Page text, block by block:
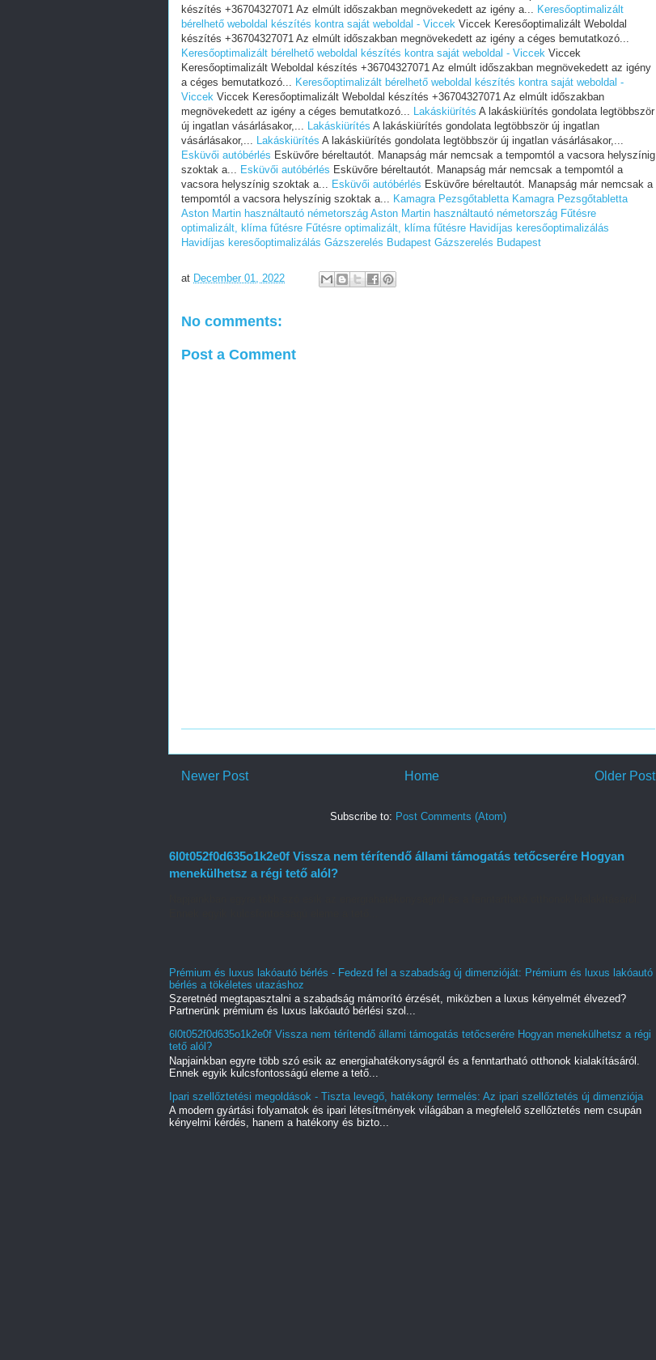
készítés +36704327071 Az elmúlt időszakban megnövekedett az igény a... Keresőoptimalizált
bérelhető weboldal készítés kontra saját weboldal - Viccek Viccek Keresőoptimalizált Weboldal
készítés +36704327071 Az elmúlt időszakban megnövekedett az igény a céges bemutatkozó...
Keresőoptimalizált bérelhető weboldal készítés kontra saját weboldal - Viccek Viccek
Keresőoptimalizált Weboldal készítés +36704327071 Az elmúlt időszakban megnövekedett az igény
a céges bemutatkozó... Keresőoptimalizált bérelhető weboldal készítés kontra saját weboldal -
Viccek Viccek Keresőoptimalizált Weboldal készítés +36704327071 Az elmúlt időszakban
megnövekedett az igény a céges bemutatkozó... Lakáskiürítés A lakáskiürítés gondolata legtöbbször
új ingatlan vásárlásakor,... Lakáskiürítés A lakáskiürítés gondolata legtöbbször új ingatlan
vásárlásakor,... Lakáskiürítés A lakáskiürítés gondolata legtöbbször új ingatlan vásárlásakor,...
Esküvői autóbérlés Esküvőre béreltautót. Manapság már nemcsak a tempomtól a vacsora helyszínig
szoktak a... Esküvői autóbérlés Esküvőre béreltautót. Manapság már nemcsak a tempomtól a
vacsora helyszínig szoktak a... Esküvői autóbérlés Esküvőre béreltautót. Manapság már nemcsak a
tempomtól a vacsora helyszínig szoktak a... Kamagra Pezsgőtabletta Kamagra Pezsgőtabletta
Aston Martin használtautó németország Aston Martin használtautó németország Fűtésre
optimalizált, klíma fűtésre Fűtésre optimalizált, klíma fűtésre Havidíjas keresőoptimalizálás
Havidíjas keresőoptimalizálás Gázszerelés Budapest Gázszerelés Budapest
at December 01, 2022
No comments:
Post a Comment
Newer Post Older Post
Home
Subscribe to: Post Comments (Atom)
6l0t052f0d635o1k2e0f Vissza nem térítendő állami támogatás tetőcserére Hogyan
menekülhetsz a régi tető alól?
Prémium és luxus lakóautó bérlés - Fedezd fel a szabadság új dimenzióját: Prémium és luxus lakóautó
bérlés a tökéletes utazáshoz
Szeretnéd megtapasztalni a szabadság mámorító érzését, miközben a luxus kényelmét élvezed?
Partnerünk prémium és luxus lakóautó bérlési szol...
6l0t052f0d635o1k2e0f Vissza nem térítendő állami támogatás tetőcserére Hogyan menekülhetsz a régi
tető alól?
Napjainkban egyre több szó esik az energiahatékonyságról és a fenntartható otthonok kialakításáról.
Ennek egyik kulcsfontosságú eleme a tető...
Ipari szellőztetési megoldások - Tiszta levegő, hatékony termelés: Az ipari szellőztetés új dimenziója
A modern gyártási folyamatok és ipari létesítmények világában a megfelelő szellőztetés nem csupán
kényelmi kérdés, hanem a hatékony és bizto...